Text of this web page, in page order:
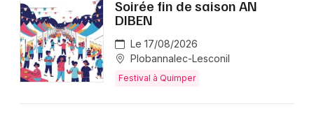
Soirée fin de saison AN
DIBEN
Le 17/08/2026
Plobannalec-Lesconil
Festival à Quimper